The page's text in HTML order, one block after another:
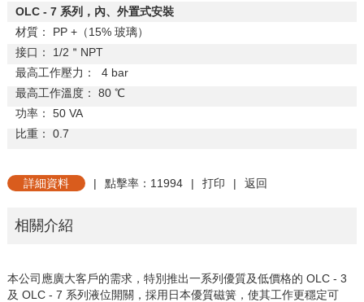
OLC - 7 系列，內、外置式安裝
材質： PP +（15% 玻璃）
接口： 1/2 ＂ NPT
最高工作壓力：
4 bar
最高工作溫度：
80 ℃
功率：
50 VA
比重： 0.7
詳細資料 | 點擊率：11994 | 打印 | 返回
相關介紹
本公司應廣大客戶的需求，特別推出一系列優質及低價格的 OLC - 3
及 OLC - 7 系列液位開關，採用日本優質磁簧，使其工作更穩定可